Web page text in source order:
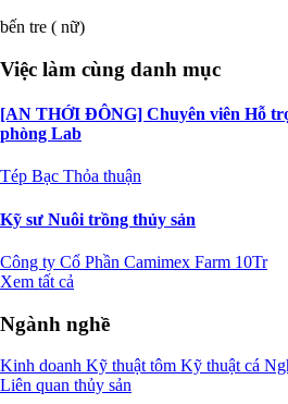
bến tre ( nữ)
Việc làm cùng danh mục
[AN THỚI ĐÔNG] Chuyên viên Hỗ
phòng Lab
Tép Bạc Thỏa thuận
Kỹ sư Nuôi trồng thủy sản
Công ty Cổ Phần Camimex Farm 10Tr
Xem tất cả
Ngành nghề
Kinh doanh Kỹ thuật tôm Kỹ thuật cá
Liên quan thủy sản